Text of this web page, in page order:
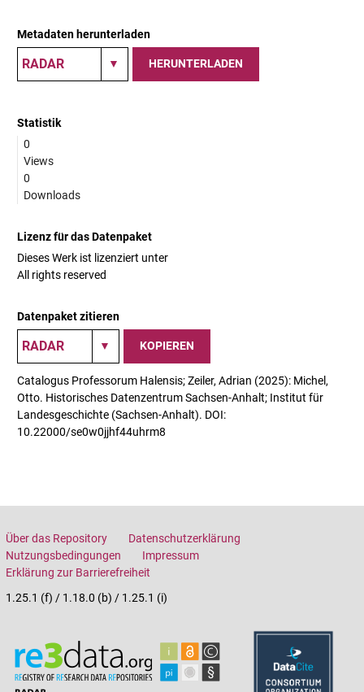
Metadaten herunterladen
HERUNTERLADEN
Statistik
0
Views
0
Downloads
Lizenz für das Datenpaket
Dieses Werk ist lizenziert unter
All rights reserved
Datenpaket zitieren
KOPIEREN
Catalogus Professorum Halensis; Zeiler, Adrian (2025): Michel,
Otto. Historisches Datenzentrum Sachsen-Anhalt; Institut für
Landesgeschichte (Sachsen-Anhalt). DOI:
10.22000/se0w0jjhf44uhrm8
Über das Repository
Datenschutzerklärung
Nutzungsbedingungen
Impressum
Erklärung zur Barrierefreiheit
1.25.1 (f) / 1.18.0 (b) / 1.25.1 (i)